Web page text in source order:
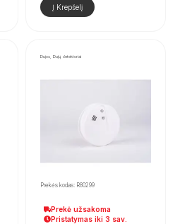
Į Krepšelį
Dujos, Dujų detektoriai
Prekės kodas: R80299
Prekė užsakoma
Pristatymas iki 3 sav.